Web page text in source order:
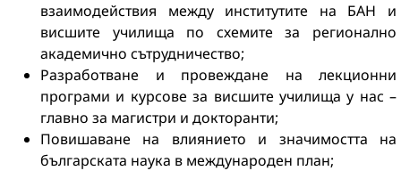
взаимодействия между институтите на БАН и
висшите училища по схемите за регионално
академично сътрудничество;
Разработване и провеждане на лекционни
програми и курсове за висшите училища у нас –
главно за магистри и докторанти;
Повишаване на влиянието и значимостта на
българската наука в международен план;